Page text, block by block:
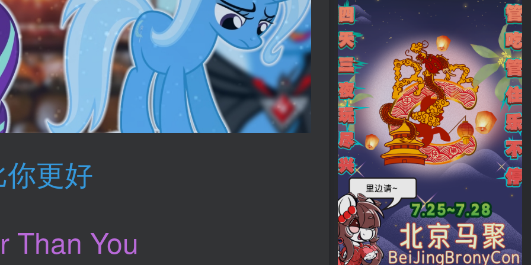
更好
Than You